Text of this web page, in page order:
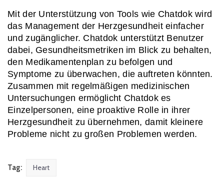
Mit der Unterstützung von Tools wie Chatdok wird
das Management der Herzgesundheit einfacher
und zugänglicher. Chatdok unterstützt Benutzer
dabei, Gesundheitsmetriken im Blick zu behalten,
den Medikamentenplan zu befolgen und
Symptome zu überwachen, die auftreten könnten.
Zusammen mit regelmäßigen medizinischen
Untersuchungen ermöglicht Chatdok es
Einzelpersonen, eine proaktive Rolle in ihrer
Herzgesundheit zu übernehmen, damit kleinere
Probleme nicht zu großen Problemen werden.
Tag: Heart